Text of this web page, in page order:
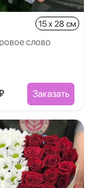
15 x 28 см
слово
Заказать